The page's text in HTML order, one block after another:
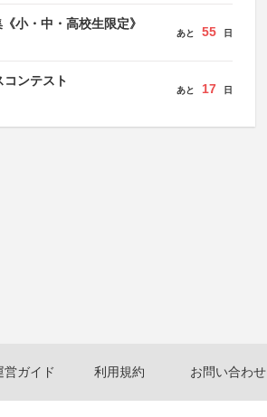
小・中・高校生限定》
あと 55 日
ンテスト
あと 17 日
営ガイド 利用規約 お問い合わせ